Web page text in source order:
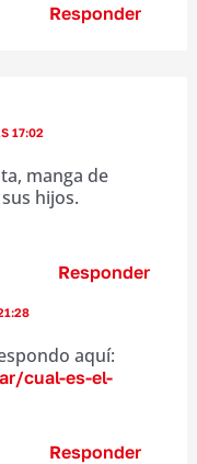
Responder
17:02
manga de
hijos.
Responder
aquí:
cual-es-el-
Responder